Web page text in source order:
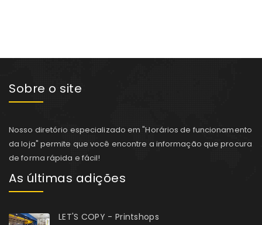
Sobre o site
Nosso diretório especializado em "Horários de funcionamento
da loja" permite que você encontre a informação que procura
de forma rápida e fácil!
As últimas adições
LET'S COPY - Printshops